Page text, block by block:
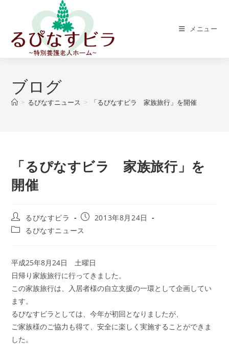
メニュー
ブログ
> るぴなすニュース > 「るぴなすビラ 家族旅行」を開催
「るぴなすビラ 家族旅行」を
開催
るぴなすビラ
2013年8月24日
るぴなすニュース
平成25年8月24日 土曜日
日帰り家族旅行に行ってきました。
この家族旅行は、入居者様の自立支援の一環として企画してい
ます。
るぴなすビラとしては、今年が初回となりましたが、
ご家族様のご協力も得て、安全に楽しく実施することができま
した。